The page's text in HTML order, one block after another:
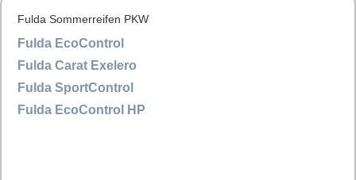
Fulda Sommerreifen PKW
Fulda EcoControl
Fulda Carat Exelero
Fulda SportControl
Fulda EcoControl HP